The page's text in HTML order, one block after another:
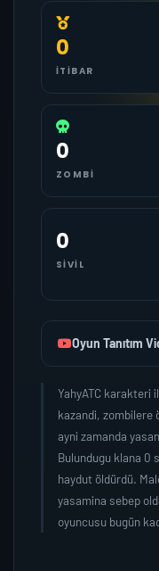
0
İTIBAR
0
ZOMBI
0
SIVIL
Oyun Tanıtım
YahyATC karakteri
kazandi, zombilere
ayni zamanda
Bulundugu klana 0
haydut öldürdü.
yasamina sebep
oyuncusu bugün